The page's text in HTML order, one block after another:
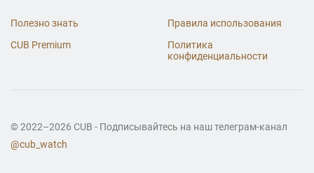
Полезно знать
CUB Premium
Правила использования
Политика
конфиденциальности
© 2022–2026 CUB - Подписывайтесь на наш телеграм-канал
@cub_watch